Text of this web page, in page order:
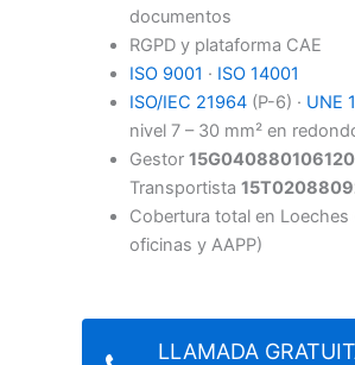
documentos
RGPD y plataforma CAE
ISO 9001 · ISO 14001
ISO/IEC 21964(P-6) · UNE
nivel 7 – 30 mm² en
Gestor
Transportista
Cobertura total en Loeches
oficinas y AAPP)
LLAMADA